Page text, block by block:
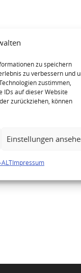
zu speichern
zu verbessern und
zustimmen,
IDs auf dieser Website
zurückziehen, können
Einstellungen
Impressum